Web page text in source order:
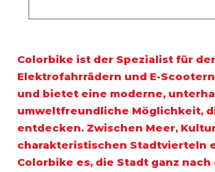
Colorbike ist der Spezialist für
Elektrofahrrädern und E-
und bietet eine moderne,
umweltfreundliche Möglichkeit,
entdecken. Zwischen Meer,
charakteristischen Stadtvierteln
Colorbike es, die Stadt ganz